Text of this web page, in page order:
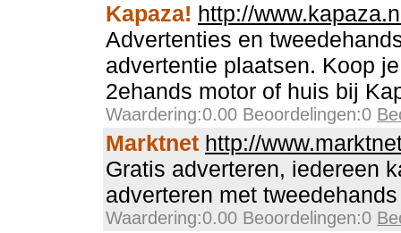
Kapaza! http://
Advertenties en
advertentie plaatsen. Koop
2ehands motor of huis bij
Waardering:0.00 Beoordelingen:0
Marktnet http://
Gratis adverteren, iedereen
adverteren met
Waardering:0.00 Beoordelingen:0